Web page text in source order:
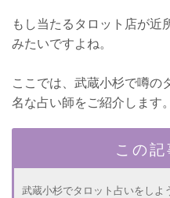
もし当たるタロット店が近
みたいですよね。
ここでは、武蔵小杉で噂の
名な占い師をご紹介します。
この
武蔵小杉でタロット占いをしよ